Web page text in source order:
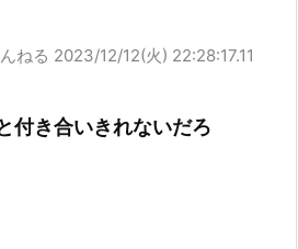
ねる 2023/12/12(火) 22:28:17.11
付き合いきれないだろ